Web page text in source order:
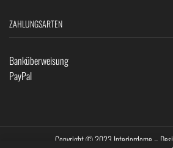
ZAHLUNGSARTEN
Banküberweisung
PayPal
Copyright © 2023 Interiordome –